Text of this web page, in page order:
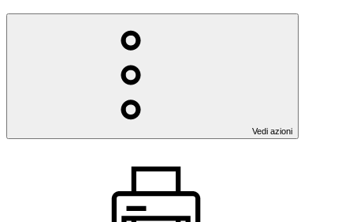
Vedi azioni